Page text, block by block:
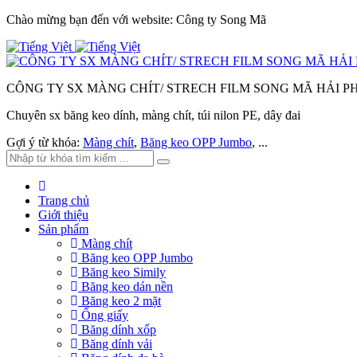
Chào mừng bạn đến với website: Công ty Song Mã
CÔNG TY SX MÀNG CHÍT/ STRECH FILM SONG MÃ HẢI
Chuyên sx băng keo dính, màng chít, túi nilon PE, dây đai
Gợi ý từ khóa: Màng chít, Băng keo OPP Jumbo, ...
Trang chủ
Giới thiệu
Sản phẩm
Màng chít
Băng keo OPP Jumbo
Băng keo Simily
Băng keo dán nền
Băng keo 2 mặt
Ống giấy
Băng dính xốp
Băng dính vải